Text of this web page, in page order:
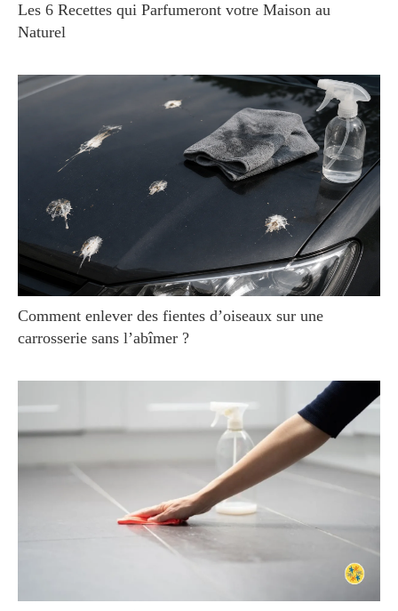
Les 6 Recettes qui Parfumeront votre Maison au
Naturel
Comment enlever des fientes d’oiseaux sur une
carrosserie sans l’abîmer ?